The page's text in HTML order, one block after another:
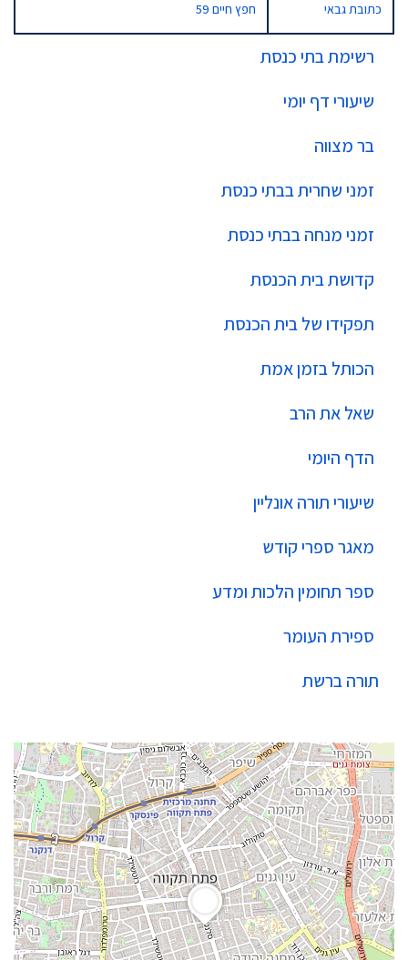
רשימת בתי כנסת
שיעורי דף יומי
בר מצווה
זמני שחרית בבתי כנסת
זמני מנחה בבתי כנסת
קדושת בית הכנסת
תפקידו של בית הכנסת
הכותל בזמן אמת
שאל את הרב
הדף היומי
שיעורי תורה אונליין
מאגר ספרי קודש
ספר תחומין הלכות ומדע
ספירת העומר
תורה ברשת
כתובת גבאי חפץ חיים 59